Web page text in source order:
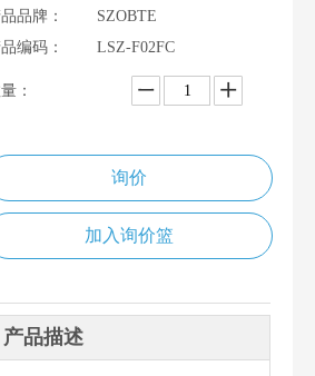
品牌：
SZOBTE
编码：
LSZ-F02FC
：
询价
加入询价篮
产品描述